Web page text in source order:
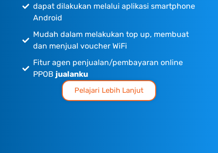
dapat dilakukan melalui aplikasi smartphone
Android
Mudah dalam melakukan top up, membuat
dan menjual voucher WiFi
Fitur agen penjualan/pembayaran online
PPOB jualanku
Pelajari Lebih Lanjut